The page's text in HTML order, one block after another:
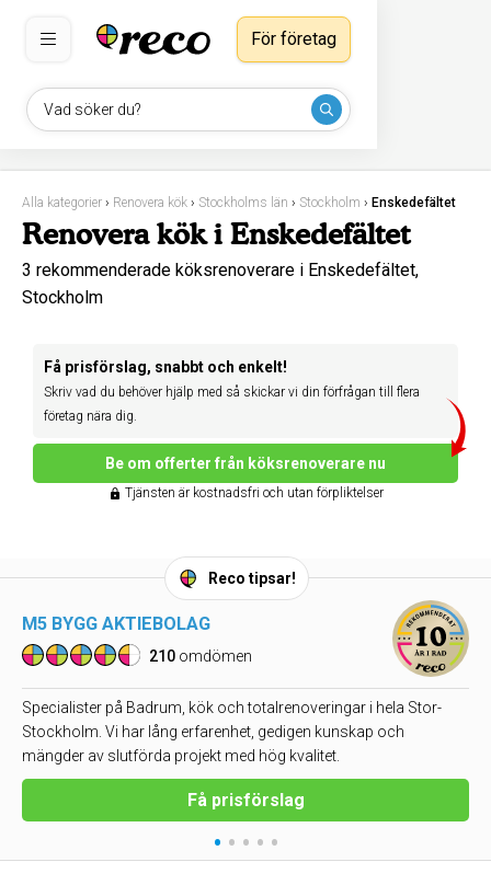
Vad söker du?
För företag
Alla kategorier › Renovera kök › Stockholms län › Stockholm › Enskedefältet
Renovera kök i Enskedefältet
3 rekommenderade köksrenoverare i Enskedefältet,
Stockholm
Få prisförslag, snabbt och enkelt!
Skriv vad du behöver hjälp med så skickar vi din förfrågan till flera
företag nära dig.
Be om offerter från köksrenoverare nu
Tjänsten är kostnadsfri och utan förpliktelser
Reco tipsar!
M5 BYGG AKTIEBOLAG
210 omdömen
Specialister på Badrum, kök och totalrenoveringar i hela Stor-
Stockholm. Vi har lång erfarenhet, gedigen kunskap och
mängder av slutförda projekt med hög kvalitet.
Få prisförslag
• • • • •